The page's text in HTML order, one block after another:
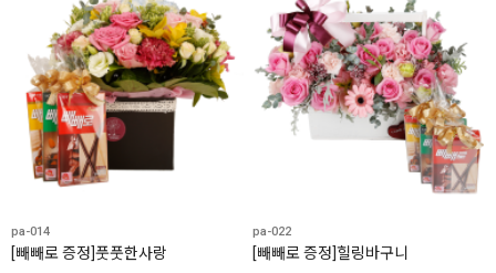
pa-014
[빼빼로 증정]풋풋한사랑
pa-022
[빼빼로 증정]힐링바구니